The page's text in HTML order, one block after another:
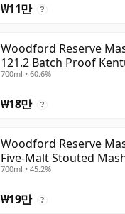
₩11만 ?
Woodford Reserve
121.2 Batch Proof
700ml • 60.6%
₩18만 ?
Woodford Reserve
Five-Malt Stouted
700ml • 45.2%
₩19만 ?